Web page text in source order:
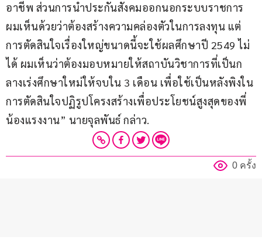
อาชีพ ส่วนการนำประกันสังคมออกนอกระบบราชการ
ผมเห็นด้วยว่าต้องสร้างความคล่องตัวในการลงทุน แต่
การตัดสินใจเรื่องใหญ่ขนาดนี้จะใช้ผลศึกษาปี 2549 ไม่
ได้ ผมเห็นว่าต้องมอบหมายให้สถาบันวิชาการที่เป็นก
ลางเร่งศึกษาใหม่ให้จบใน 3 เดือน เพื่อใช้เป็นหลังพิงใน
การตัดสินใจปฏิรูปโครงสร้างเพื่อประโยชน์สูงสุดของพี่
น้องแรงงาน” นายจุลพันธ์ กล่าว.
0 ครั้ง